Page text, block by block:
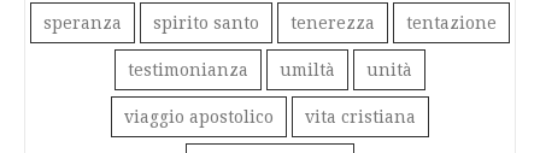
speranza spirito santo tenerezza tentazione
testimonianza umiltà unità
viaggio apostolico vita cristiana